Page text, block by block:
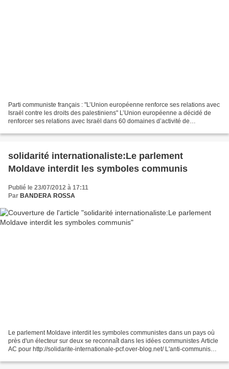
Parti communiste français : "L’Union européenne renforce ses relations avec
Israël contre les droits des palestiniens" L’Union européenne a décidé de
renforcer ses relations avec Israël dans 60 domaines d’activité de
solidarité internationaliste:Le parlement
Moldave interdit les symboles communis
Publié le 23/07/2012 à 17:11
Par BANDERA ROSSA
Le parlement Moldave interdit les symboles communistes dans un pays où
près d'un électeur sur deux se reconnaît dans les idées communistes Article
AC pour http://solidarite-internationale-pcf.over-blog.net/ L'anti-communisme